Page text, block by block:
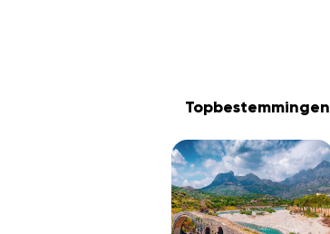
Topbestemmingen